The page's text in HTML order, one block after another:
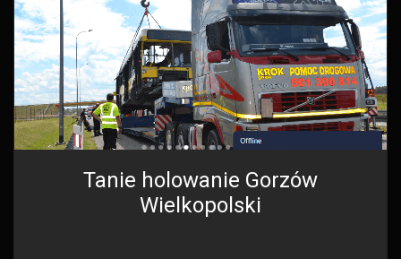
Tanie holowanie Gorzów
Wielkopolski